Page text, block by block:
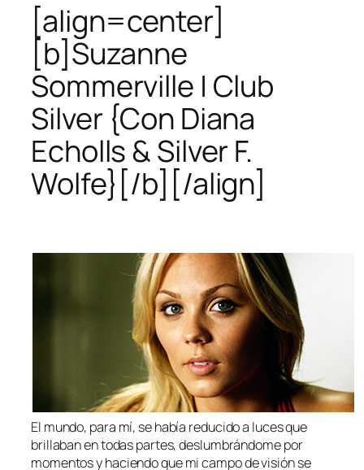
[align=center]
[b]Suzanne
Sommerville | Club
Silver {Con Diana
Echolls & Silver F.
Wolfe}[/b][/align]
El mundo, para mí, se había reducido a luces que
brillaban en todas partes, deslumbrándome por
momentos y haciendo que mi campo de visión se